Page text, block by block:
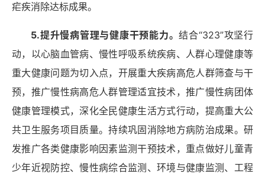
疟疾消除达标成果。
5.提升慢病管理与健康干预能力。结合“323”攻坚行
动，以心脑血管病、慢性呼吸系统疾病、人群心理健康等
重大健康问题为切入点，开展重大疾病高危人群筛查与干
预，推广慢性病高危人群管理适宜技术，推广慢性病团体
健康管理模式，深化全民健康生活方式行动，提高重大公
共卫生服务项目质量。持续巩固消除地方病防治成果。研
发推广各类健康影响因素监测干预技术，重点做好儿童青
少年近视防控、慢性病综合监测、环境与健康监测、工程